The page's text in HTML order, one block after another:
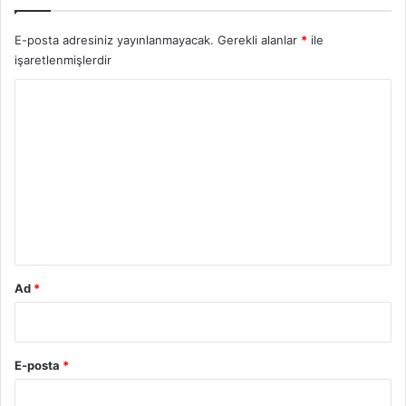
E-posta adresiniz yayınlanmayacak. Gerekli alanlar * ile
işaretlenmişlerdir
Ad *
E-posta *